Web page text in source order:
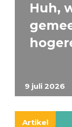
9 juli 2026
Huh,
Artikel